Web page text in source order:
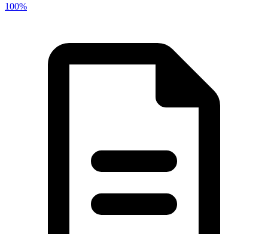
100%